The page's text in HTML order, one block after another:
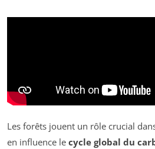
Les forêts jouent un rôle crucial
en influence le cycle global du